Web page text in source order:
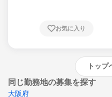
崎県、熊本県、大分県、宮崎県、鹿児島県
お気に入り
トップ
同じ勤務地の募集を探す
大阪府